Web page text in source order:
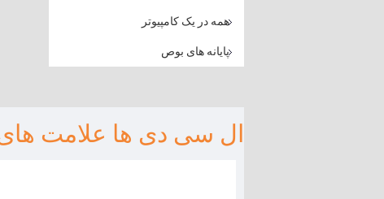
همه در یک کامپیوتر
پایانه های بوص
ال سی دی ها علامت های